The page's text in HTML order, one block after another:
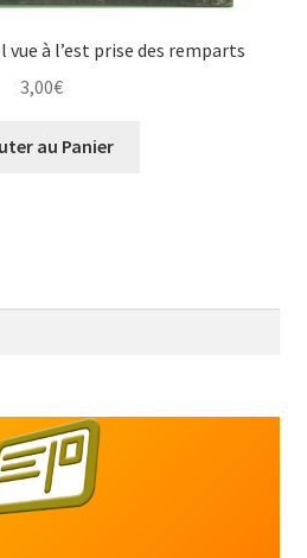
vue à l’est prise des remparts
3,00€
au Panier